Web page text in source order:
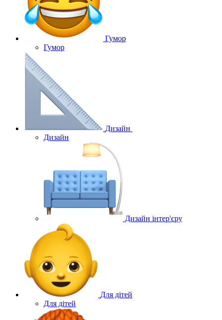
Гумор
Гумор
Дизайн
Дизайн
Дизайн інтер'єру
Для дітей
Для дітей